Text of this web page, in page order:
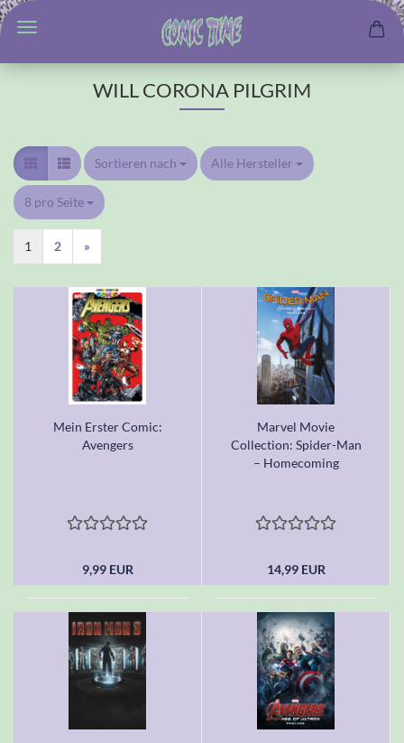
WILL CORONA PILGRIM
Sortieren nach
Sortieren nach Alle Hersteller
pro Seite
8 pro Seite
pro Seite
1 2 »
Mein Erster Comic:
Avengers
9,99 EUR
Marvel Movie
Collection: Spider-Man
– Homecoming
14,99 EUR